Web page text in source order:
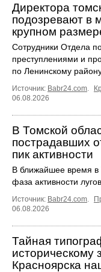
Директора
подозревают в
крупном
Сотрудники Отдела
преступлениями и
по Ленинскому
Источник: Babr24.com
06.08.2026
В Томской
пострадавших
пик активности
В ближайшее время в
фаза активности
Источник: Babr24.com
06.08.2026
Тайная
историческому
Красноярска